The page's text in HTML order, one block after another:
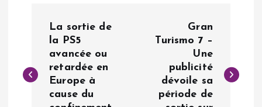
v
La sortie de
la PS5
avancée ou
retardée en
Europe à
cause du
Gran
Turismo 7 –
Une
publicité
dévoile sa
période de